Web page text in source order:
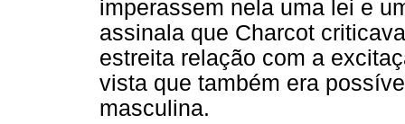
imperassem nela uma lei e
assinala que Charcot
estreita relação com a
vista que também era
masculina.